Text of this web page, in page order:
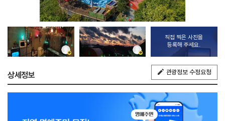
직접 찍은 사진을
등록해 주세요.
상세정보 관광정보 수정요청